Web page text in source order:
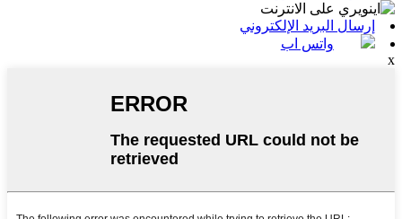
إرسال البريد الإلكتروني
واتس اب
x